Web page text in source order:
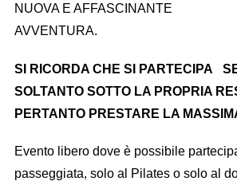
NUOVA E AFFASCINANTE
AVVENTURA.
SI RICORDA CHE SI PARTECIPA
SOLTANTO SOTTO LA PROPRIA
PERTANTO PRESTARE LA
Evento libero dove è possibile
passeggiata, solo al Pilates o solo al